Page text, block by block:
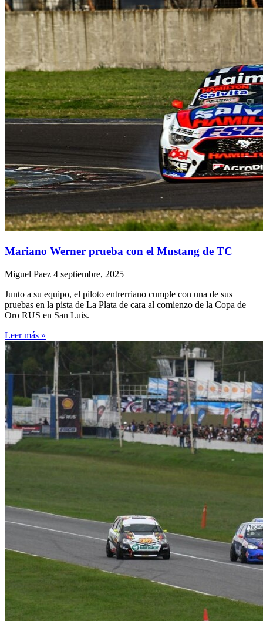
Mariano Werner prueba con el Mustang de TC
Miguel Paez 4 septiembre, 2025
Junto a su equipo, el piloto entrerriano cumple con una de sus
pruebas en la pista de La Plata de cara al comienzo de la Copa de
Oro RUS en San Luis.
Leer más »